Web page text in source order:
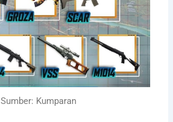
Sumber: Kumparan